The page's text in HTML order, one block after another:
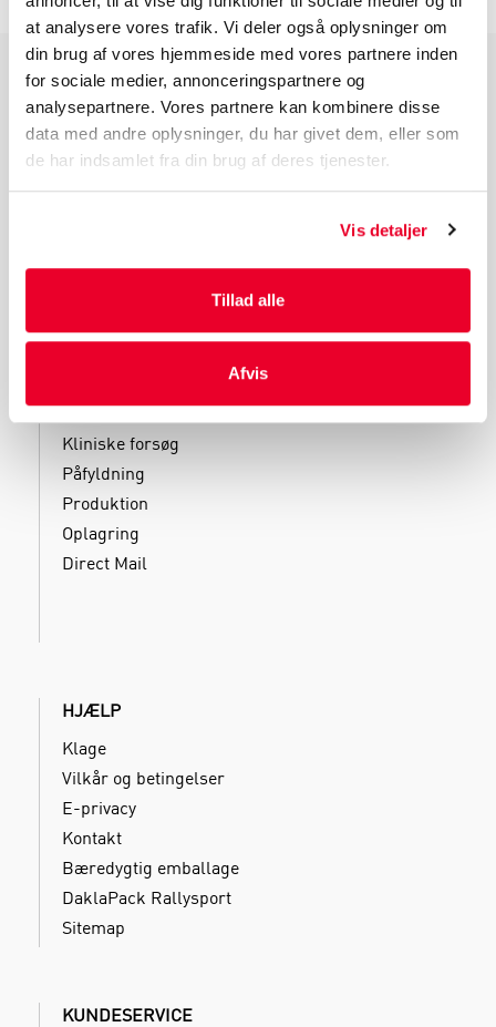
at analysere vores trafik. Vi deler også oplysninger om
din brug af vores hjemmeside med vores partnere inden
for sociale medier, annonceringspartnere og
analysepartnere. Vores partnere kan kombinere disse
data med andre oplysninger, du har givet dem, eller som
de har indsamlet fra din brug af deres tjenester.
Vis detaljer
Tillad alle
Afvis
PRODUKTGRUPPER
Industri Emballage
Reklame Emballage
Lamineret Emballage
Kuverter Og Emballage Til Forsendelse
SERVICES
Kliniske forsøg
Påfyldning
Produktion
Oplagring
Direct Mail
HJÆLP
Klage
Vilkår og betingelser
E-privacy
Kontakt
Bæredygtig emballage
DaklaPack Rallysport
Sitemap
KUNDESERVICE